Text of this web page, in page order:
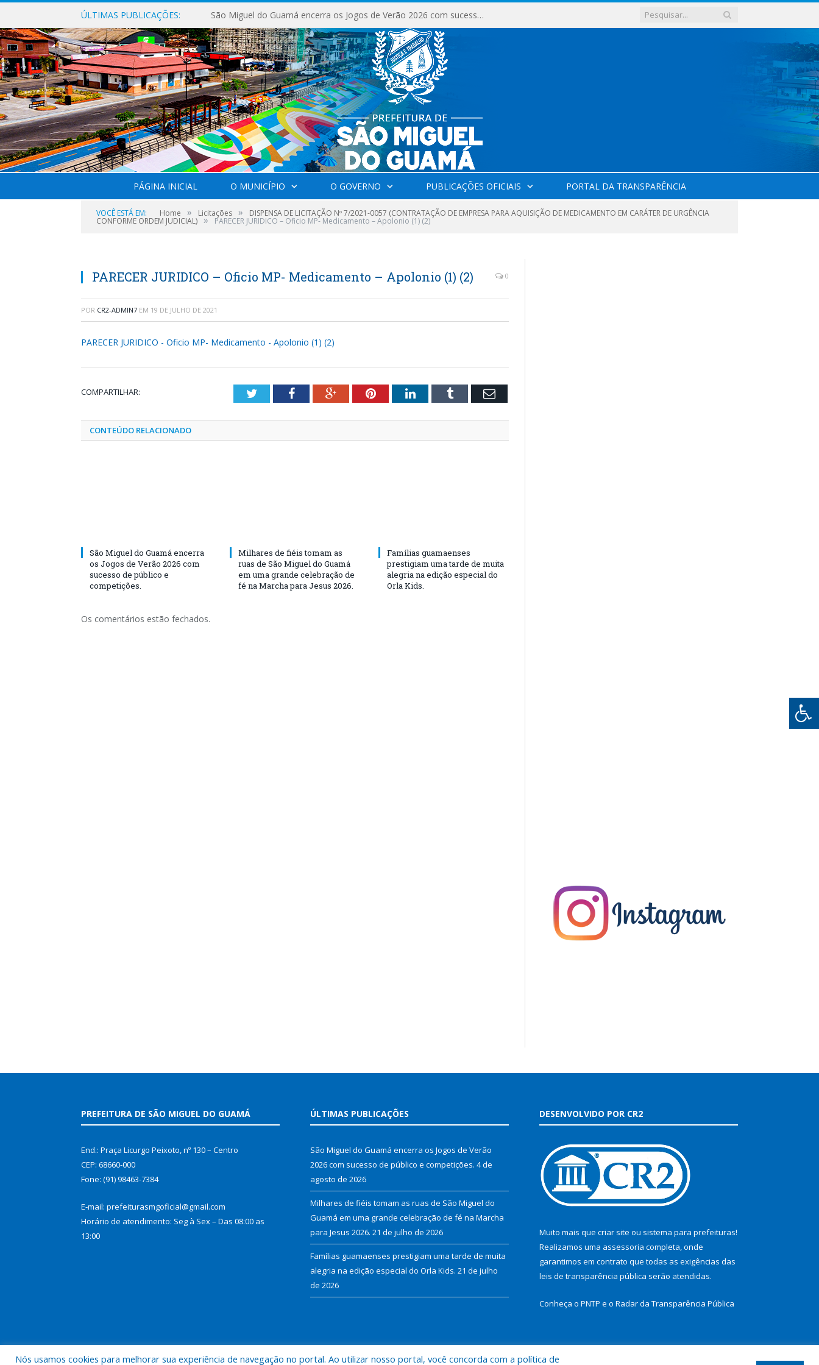
ÚLTIMAS PUBLICAÇÕES: São Miguel do Guamá encerra os Jogos de Verão 2026 com sucesso de público e competições.
PÁGINA INICIAL O MUNICÍPIO O GOVERNO PUBLICAÇÕES OFICIAIS PORTAL DA TRANSPARÊNCIA
VOCÊ ESTÁ EM: Home » Licitações » DISPENSA DE LICITAÇÃO Nº 7/2021-0057 (CONTRATAÇÃO DE EMPRESA PARA AQUISIÇÃO DE MEDICAMENTO EM CARÁTER DE URGÊNCIA
CONFORME ORDEM JUDICIAL) » PARECER JURIDICO – Oficio MP- Medicamento – Apolonio (1) (2)
PARECER JURIDICO – Oficio MP- Medicamento – Apolonio (1) (2) 0
POR CR2-ADMIN7 EM 19 DE JULHO DE 2021
PARECER JURIDICO - Oficio MP- Medicamento - Apolonio (1) (2)
COMPARTILHAR: TwitterFacebookGoogle+PinterestLinkedInTumblr Email
CONTEÚDO RELACIONADO
São Miguel do Guamá encerra
os Jogos de Verão 2026 com
sucesso de público e
competições.
Milhares de fiéis tomam as
ruas de São Miguel do Guamá
em uma grande celebração de
fé na Marcha para Jesus 2026.
Famílias guamaenses
prestigiam uma tarde de muita
alegria na edição especial do
Orla Kids.
Os comentários estão fechados.
PREFEITURA DE SÃO MIGUEL DO GUAMÁ
End.: Praça Licurgo Peixoto, nº 130 – Centro
CEP: 68660-000
Fone: (91) 98463-7384
E-mail: prefeiturasmgoficial@gmail.com
Horário de atendimento: Seg à Sex – Das 08:00 as
13:00
ÚLTIMAS PUBLICAÇÕES
São Miguel do Guamá encerra os Jogos de Verão
2026 com sucesso de público e competições. 4 de
agosto de 2026
Milhares de fiéis tomam as ruas de São Miguel do
Guamá em uma grande celebração de fé na Marcha
para Jesus 2026. 21 de julho de 2026
Famílias guamaenses prestigiam uma tarde de muita
alegria na edição especial do Orla Kids. 21 de julho
de 2026
DESENVOLVIDO POR CR2
Muito mais que criar site ou sistema para prefeituras!
Realizamos uma assessoria completa, onde
garantimos em contrato que todas as exigências das
leis de transparência pública serão atendidas.
Conheça o PNTP e o Radar da Transparência Pública
Nós usamos cookies para melhorar sua experiência de navegação no portal. Ao utilizar nosso portal, você concorda com a política de